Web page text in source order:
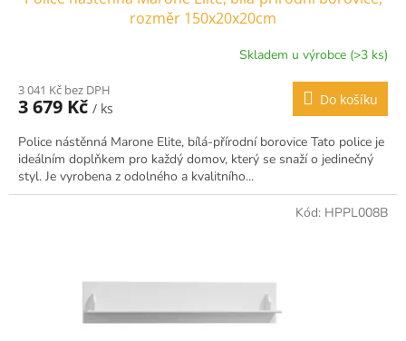
rozměr 150x20x20cm
Skladem u výrobce (>3 ks)
3 041 Kč bez DPH
3 679 Kč / ks
Do košíku
Police nástěnná Marone Elite, bílá-přírodní borovice Tato police je
ideálním doplňkem pro každý domov, který se snaží o jedinečný
styl. Je vyrobena z odolného a kvalitního...
Kód: HPPL008B